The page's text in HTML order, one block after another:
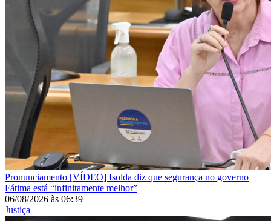
Pronunciamento [VÍDEO] Isolda diz que segurança no governo
Fátima está “infinitamente melhor”
06/08/2026 às 06:39
Justiça